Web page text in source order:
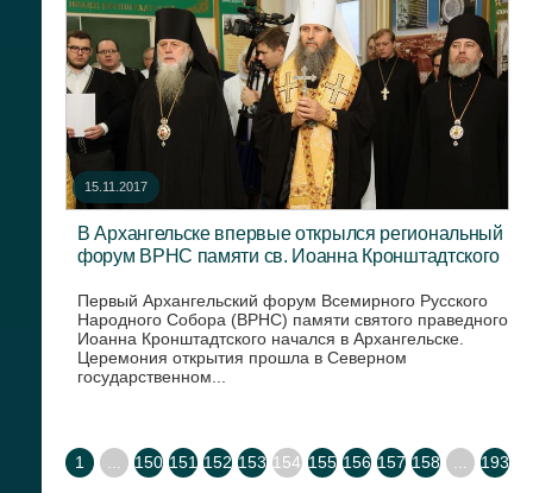
15.11.2017
В Архангельске впервые открылся региональный
форум ВРНС памяти св. Иоанна Кронштадтского
Первый Архангельский форум Всемирного Русского
Народного Собора (ВРНС) памяти святого праведного
Иоанна Кронштадтского начался в Архангельске.
Церемония открытия прошла в Северном
государственном...
1 150 151 152 153 154 155 156 157 158 193